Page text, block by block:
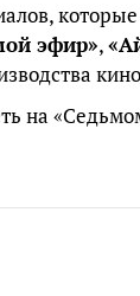
эфир»,
на